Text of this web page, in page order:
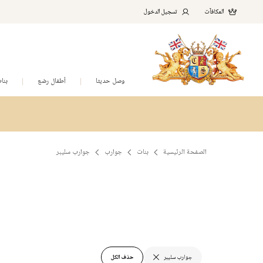
المكافآت تسجيل الدخول
وصل حديثا أطفال رضع
الصفحة الرئيسية بنات جوارب جوارب سليبر
حذف الكل جوارب سليبر